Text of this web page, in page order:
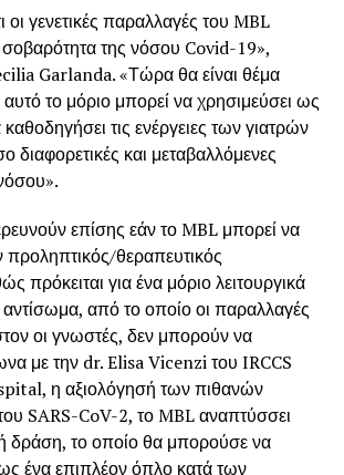
οι γενετικές παραλλαγές του MBL
σοβαρότητα της νόσου Covid-19»,
Garlanda. «Τώρα θα είναι θέμα
το μόριο μπορεί να χρησιμεύσει ως
καθοδηγήσει τις ενέργειες των γιατρών
διαφορετικές και μεταβαλλόμενες
επίσης εάν το MBL μπορεί να
προληπτικός/θεραπευτικός
πρόκειται για ένα μόριο λειτουργικά
από το οποίο οι παραλλαγές
οι γνωστές, δεν μπορούν να
με την dr. Elisa Vicenzi του IRCCS
η αξιολόγησή των πιθανών
SARS-CoV-2, το MBL αναπτύσσει
δράση, το οποίο θα μπορούσε να
ένα επιπλέον όπλο κατά των